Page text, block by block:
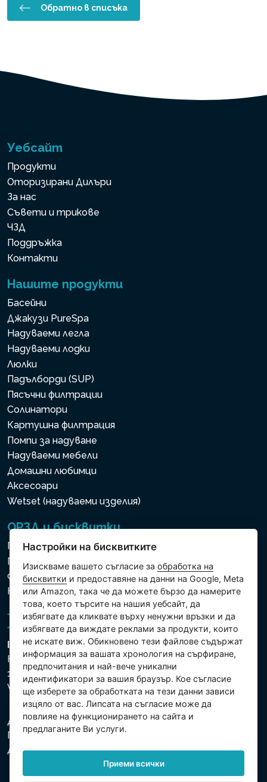
Обратно в списъка
Уебсайт
Продукти
Оторизирани Дилъри
За нас
Съвети и трикове
ЧЗД
Поддръжка
Контакти
Нашите продукти
Басейни
Джакузи PureSpa
Надуваеми легла
Надуваеми лодки
Люлки
Падълборди (SUP)
Пясъчни филтрации
Солинатори
Картушна филтрация
Помпи за надуване
Надуваеми мебели
Домашни любимци
Аксесоари
Wetset (надуваеми изделия)
ОРЗД и бисквитки
Политика за използване на бисквитки
Политика за защита на личните и други
обработвани данни
Настройки на бисквитките
Intex Trading, s.r.o.
Hradecká 2526/3
130 00 Praha 3
Vinohrady - Česká republika
Дружеството е регистрирано в Градския съд в
Прага, раздел С, партида 74759. Ид.№: 26150808,
Данъчен Ид.№: CZ26150808.
Настройки на бисквитките
Изискваме вашето съгласие заобработка на
бисквитки и предоставяне на данни на Google, Meta
или Amazon, така че да можете бързо да намерите
това, което търсите на нашия уебсайт, да
избягвате да кликвате върху ненужни връзки и да
избягвате да виждате реклами за продукти, които
не искате виж. Обикновено тези файлове съдържат
информация за вашата хронология на сърфиране,
предпочитания и най-вече уникални
идентификатори за вашия браузър. Кое съгласие
ще изберете за обработката на тези данни зависи
изцяло от вас. Липсата на съгласие може да
повлияе на функционирането на сайта и
предлаганите Ви услуги.
Приеми всички